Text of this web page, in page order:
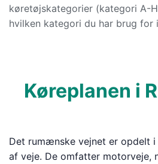
køretøjskategorier (kategori A-
hvilken kategori du har brug for
Køreplanen i
Det rumænske vejnet er opdelt
af veje. De omfatter motorveje,